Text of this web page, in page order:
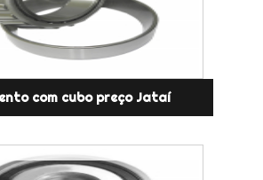
com cubo preço Jataí